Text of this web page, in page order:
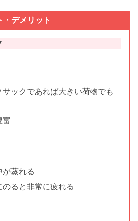
・デメリット
サックであれば大きい荷物でも
富
が蒸れる
のると非常に疲れる